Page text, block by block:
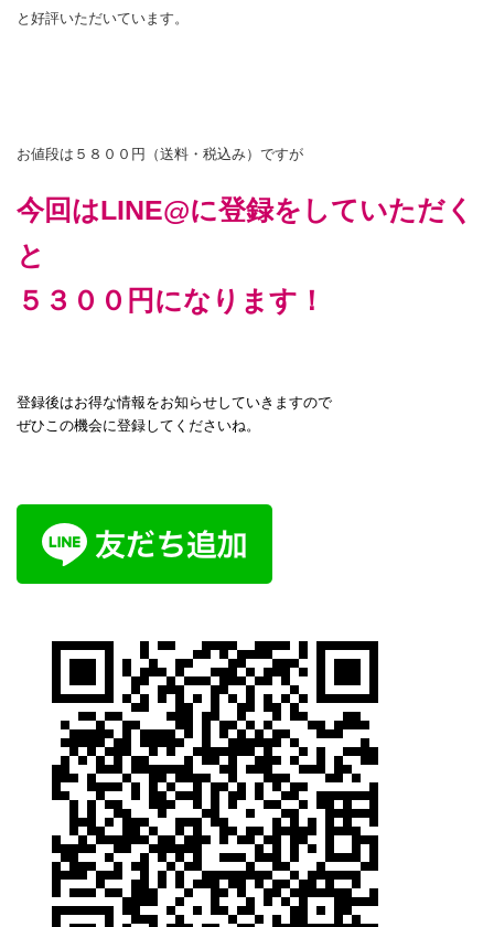
と好評いただいています。
お値段は５８００円（送料・税込み）ですが
今回はLINE@に登録をしていただく
と
５３００円になります！
登録後はお得な情報をお知らせしていきますので
ぜひこの機会に登録してくださいね。